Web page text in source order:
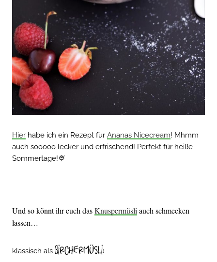
Hier habe ich ein Rezept für Ananas Nicecream! Mhmm
auch sooooo lecker und erfrischend! Perfekt für heiße
Sommertage!🍨
Und so könnt ihr euch dasKnuspermüsli auch schmecken
lassen…
klassisch als Birchermüsli: